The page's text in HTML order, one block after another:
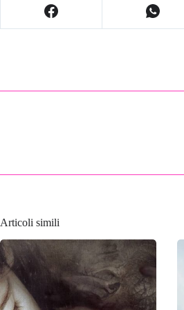
Articoli simili